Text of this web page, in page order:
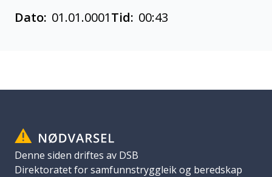
Dato: 01.01.0001Tid: 00:43
Denne siden driftes av DSB
Direktoratet for samfunnstryggleik og beredskap